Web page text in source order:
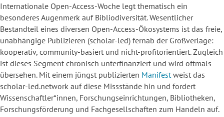
Internationale Open-Access-Woche legt thematisch ein
besonderes Augenmerk auf Bibliodiversität. Wesentlicher
Bestandteil eines diversen Open-Access-Ökosystems ist das freie,
unabhängige Publizieren (scholar-led) fernab der Großverlage:
kooperativ, community-basiert und nicht-profitorientiert. Zugleich
ist dieses Segment chronisch unterfinanziert und wird oftmals
übersehen. Mit einem jüngst publizierten Manifest weist das
scholar-led.network auf diese Missstände hin und fordert
Wissenschaftler*innen, Forschungseinrichtungen, Bibliotheken,
Forschungsförderung und Fachgesellschaften zum Handeln auf.